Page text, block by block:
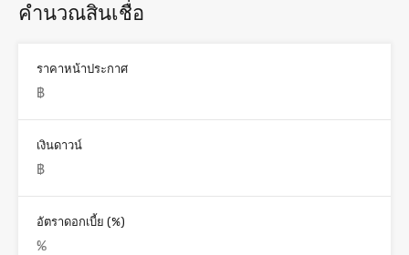
คำนวณสินเชื่อ
ราคาหน้าประกาศ
เงินดาวน์
อัตราดอกเบี้ย (%)